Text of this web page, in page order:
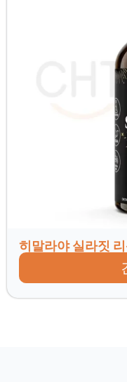
히말라야 실라짓